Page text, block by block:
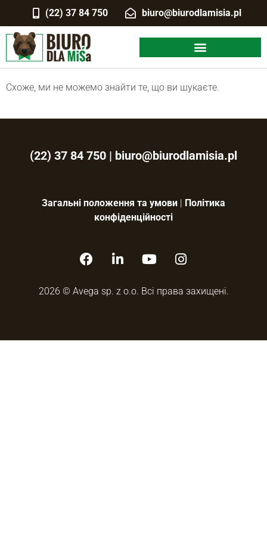
(22) 37 84 750 biuro@biurodlamisia.pl
Схоже, ми не можемо знайти те, що ви шукаєте.
(22) 37 84 750 | biuro@biurodlamisia.pl
Загальні положення та умови | Політика
конфіденційності
2026 © Avega sp. z o.o. Всі права захищені.